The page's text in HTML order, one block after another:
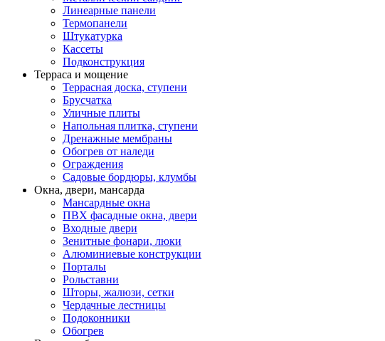
Линеарные панели
Термопанели
Штукатурка
Кассеты
Подконструкция
Терраса и мощение
Террасная доска, ступени
Брусчатка
Уличные плиты
Напольная плитка, ступени
Дренажные мембраны
Обогрев от наледи
Ограждения
Садовые бордюры, клумбы
Окна, двери, мансарда
Мансардные окна
ПВХ фасадные окна, двери
Входные двери
Зенитные фонари, люки
Алюминиевые конструкции
Порталы
Рольставни
Шторы, жалюзи, сетки
Чердачные лестницы
Подоконники
Обогрев